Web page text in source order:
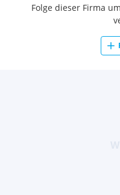
Folge dieser Firma